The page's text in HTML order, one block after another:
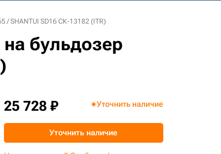
/ SHANTUI SD16 СК-13182 (ITR)
бульдозер
25 728 ₽ Уточнить наличие
Уточнить наличие